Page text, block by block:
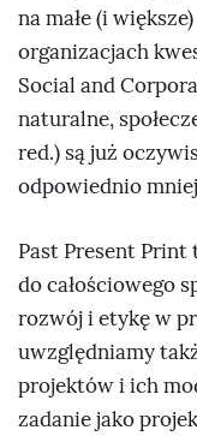
na małe (i
organizacjach
Social and
naturalne,
red.) są już
odpowiednio
Past Present
do całościowego
rozwój i etykę w
uwzględniamy
projektów i ich
zadanie jako